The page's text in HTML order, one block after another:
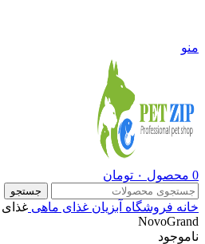
منو
0 محصول ۰ تومان
جستجو
خانه فروشگاه آبزیان غذای ماهی
NovoGrand
ناموجود